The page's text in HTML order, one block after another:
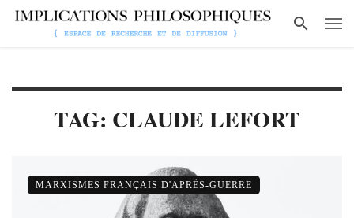
TAG: CLAUDE LEFORT
MARXISMES FRANÇAIS D'APRÈS-GUERRE